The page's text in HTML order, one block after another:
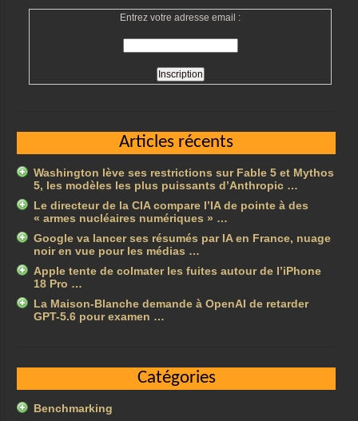
Entrez votre adresse email :
Articles récents
Washington lève ses restrictions sur Fable 5 et Mythos
5, les modèles les plus puissants d’Anthropic …
Le directeur de la CIA compare l’IA de pointe à des
« armes nucléaires numériques » …
Google va lancer ses résumés par IA en France, nuage
noir en vue pour les médias …
Apple tente de colmater les fuites autour de l’iPhone
18 Pro …
La Maison-Blanche demande à OpenAI de retarder
GPT-5.6 pour examen …
Catégories
Benchmarking